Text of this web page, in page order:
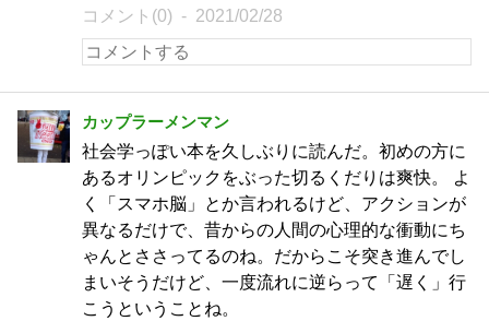
コメント(0) 2021/02/28
カップラーメンマン
社会学っぽい本を久しぶりに読んだ。初めの方に
あるオリンピックをぶった切るくだりは爽快。 よ
く「スマホ脳」とか言われるけど、アクションが
異なるだけで、昔からの人間の心理的な衝動にち
ゃんとささってるのね。だからこそ突き進んでし
まいそうだけど、一度流れに逆らって「遅く」行
こうということね。